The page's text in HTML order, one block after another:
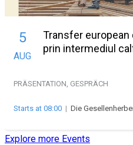
5
AUG
Transfer
prin intermediul
PRÄSENTATION, GESPRÄCH
Starts at 08:00 | Die
Explore more Events